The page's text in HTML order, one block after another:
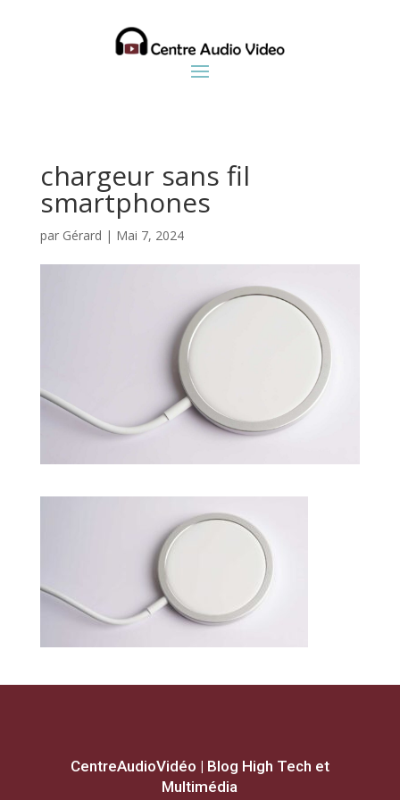
chargeur sans fil
smartphones
par Gérard | Mai 7, 2024
CentreAudioVidéo | Blog High Tech et
Multimédia